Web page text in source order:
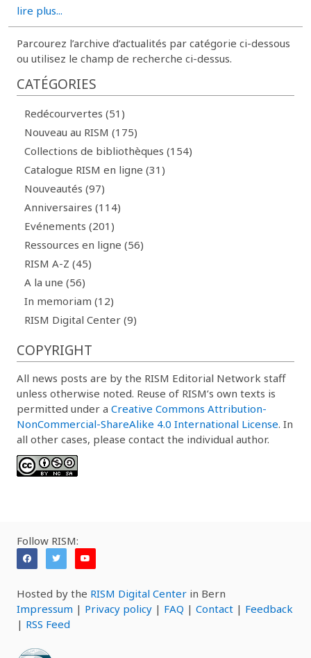
lire plus...
Parcourez l’archive d’actualités par catégorie ci-dessous
ou utilisez le champ de recherche ci-dessus.
CATÉGORIES
Redécourvertes (51)
Nouveau au RISM (175)
Collections de bibliothèques (154)
Catalogue RISM en ligne (31)
Nouveautés (97)
Anniversaires (114)
Evénements (201)
Ressources en ligne (56)
RISM A-Z (45)
A la une (56)
In memoriam (12)
RISM Digital Center (9)
COPYRIGHT
All news posts are by the RISM Editorial Network staff
unless otherwise noted. Reuse of RISM’s own texts is
permitted under a Creative Commons Attribution-
NonCommercial-ShareAlike 4.0 International License. In
all other cases, please contact the individual author.
Follow RISM:
Hosted by the RISM Digital Center in Bern
Impressum | Privacy policy | FAQ | Contact | Feedback
| RSS Feed